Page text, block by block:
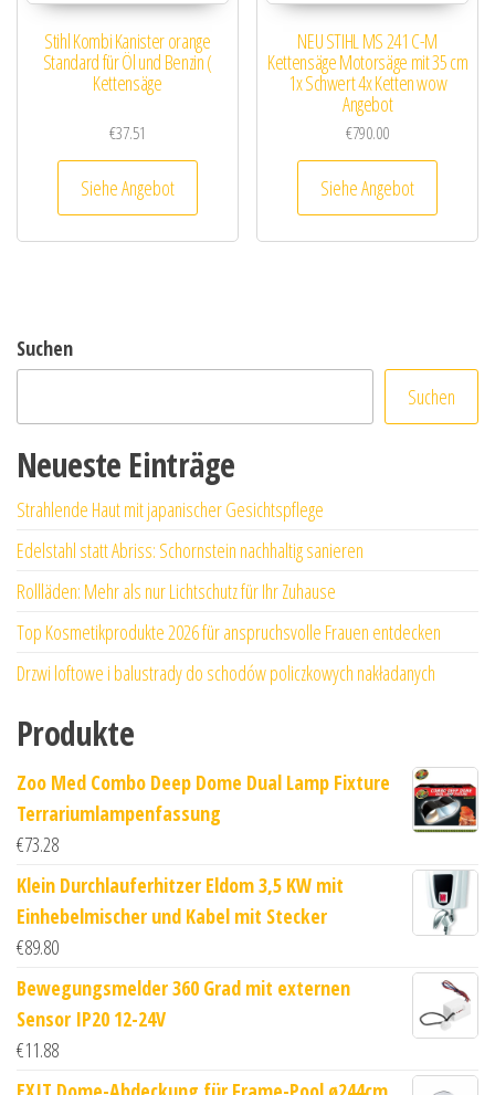
Stihl Kombi Kanister orange
Standard für Öl und Benzin (
Kettensäge
€37.51
Siehe Angebot
NEU STIHL MS 241 C-M
Kettensäge Motorsäge mit 35 cm
1x Schwert 4x Ketten wow
Angebot
€790.00
Siehe Angebot
Suchen
Suchen
Neueste Einträge
Strahlende Haut mit japanischer Gesichtspflege
Edelstahl statt Abriss: Schornstein nachhaltig sanieren
Rollläden: Mehr als nur Lichtschutz für Ihr Zuhause
Top Kosmetikprodukte 2026 für anspruchsvolle Frauen entdecken
Drzwi loftowe i balustrady do schodów policzkowych nakładanych
Produkte
Zoo Med Combo Deep Dome Dual Lamp Fixture
Terrariumlampenfassung
€73.28
Klein Durchlauferhitzer Eldom 3,5 KW mit
Einhebelmischer und Kabel mit Stecker
€89.80
Bewegungsmelder 360 Grad mit externen
Sensor IP20 12-24V
€11.88